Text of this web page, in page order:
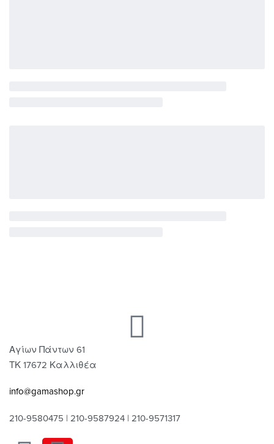
Αγίων Πάντων 61
ΤΚ 17672 Καλλιθέα
info@gamashop.gr
210-9580475 | 210-9587924 | 210-9571317